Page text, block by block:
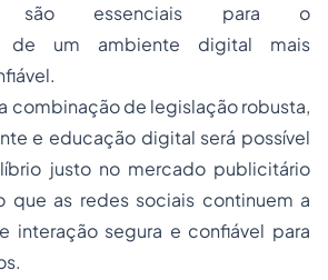
são essenciais para o
de um ambiente digital mais
combinação de legislação robusta,
e educação digital será possível
justo no mercado publicitário
que as redes sociais continuem a
interação segura e confiável para